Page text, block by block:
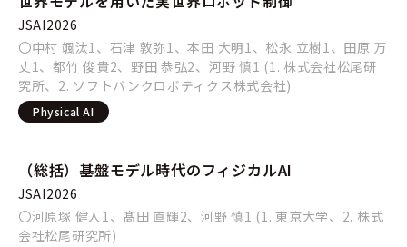
JSAI2026
〇中村 颯汰1、石津 敦弥1、本田 大明1、松永 立樹1、田原 万
丈1、都竹 俊貴2、野田 恭弘2、河野 慎1 (1. 株式会社松尾研
究所、2. ソフトバンクロボティクス株式会社)
Physical AI
（総括）基盤モデル時代のフィジカルAI
JSAI2026
〇河原塚 健人1、髙田 直輝2、河野 慎1 (1. 東京大学、2. 株式
会社松尾研究所)